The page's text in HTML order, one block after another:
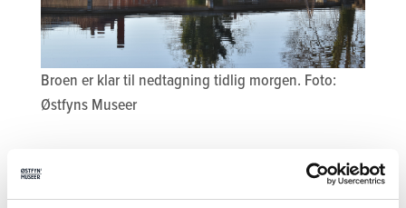
Broen er klar til nedtagning tidlig morgen. Foto:
Østfyns Museer
Tilmeld nyhedsbrev